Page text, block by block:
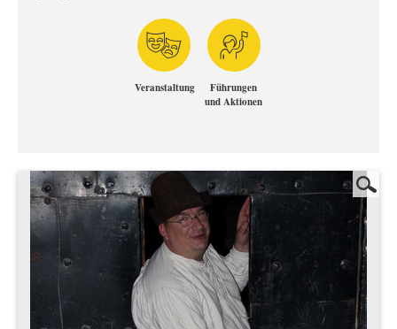
Veranstaltung
Führungen
und Aktionen